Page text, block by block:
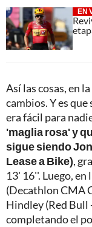
EN
Así las cosas, en
cambios. Y es
era fácil para
'maglia rosa' y
sigue siendo
Lease a Bike),
13' 16''. Luego, en
(Decathlon CMA
Hindley (Red Bull
completando el